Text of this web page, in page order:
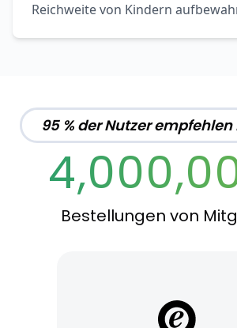
Reichweite von Kindern
95 % der Nutzer empfehlen
Bestellungen von